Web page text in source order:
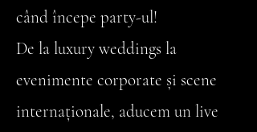
când începe party-ul!
De la luxury weddings la
evenimente corporate și scene
internaționale, aducem un live